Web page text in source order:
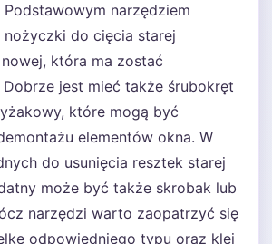
Podstawowym narzędziem
do cięcia starej
która ma zostać
Dobrze jest mieć także śrubokręt
które mogą być
elementów okna. W
do usunięcia resztek starej
może być także skrobak lub
narzędzi warto zaopatrzyć się
odpowiedniego typu oraz klej